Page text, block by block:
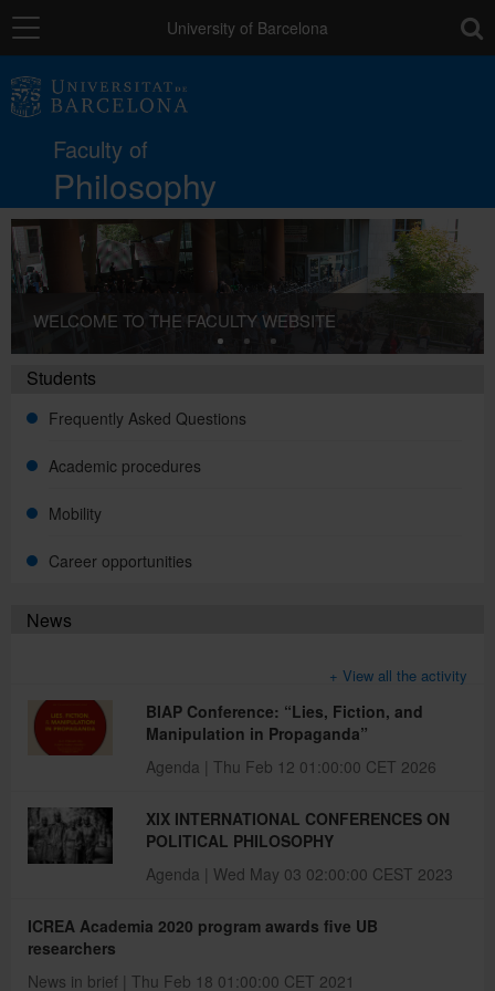
Navigation University of Barcelona
Faculty of
Philosophy
Research and innovation
Services
Español
WELCOME TO THE FACULTY WEBSITE
Students
Frequently Asked Questions
Academic procedures
Mobility
Career opportunities
News
+ View all the activity
BIAP Conference: “Lies, Fiction, and
Manipulation in Propaganda”
Agenda | Thu Feb 12 01:00:00 CET 2026
XIX INTERNATIONAL CONFERENCES ON
POLITICAL PHILOSOPHY
Agenda | Wed May 03 02:00:00 CEST 2023
ICREA Academia 2020 program awards five UB
researchers
News in brief | Thu Feb 18 01:00:00 CET 2021